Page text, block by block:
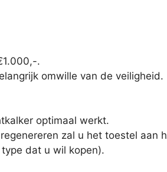
.
omwille van de veiligheid.
optimaal werkt.
zal u het toestel aan
dat u wil kopen).